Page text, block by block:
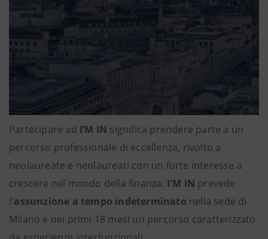
Partecipare ad I’M IN significa prendere parte a un
percorso professionale di eccellenza, rivolto a
neolaureate e neolaureati con un forte interesse a
crescere nel mondo della finanza. I'M IN prevede
l'assunzione a tempo indeterminato nella sede di
Milano e nei primi 18 mesi un percorso caratterizzato